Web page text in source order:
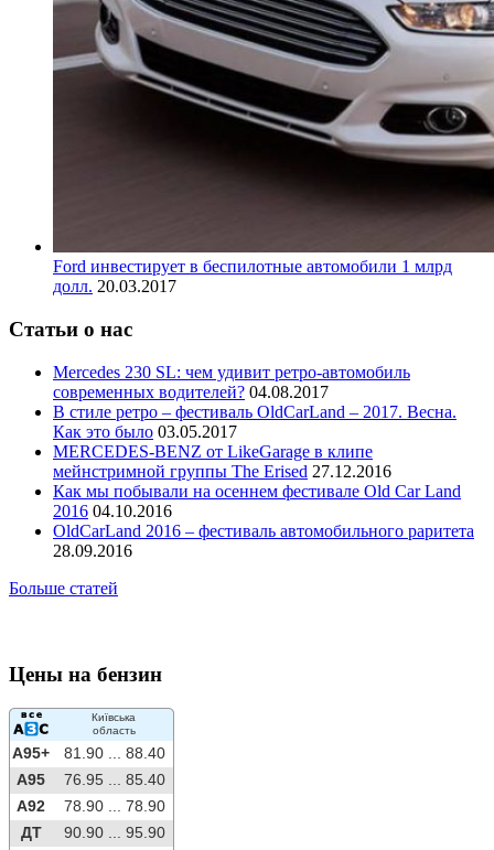
Ford инвестирует в беспилотные автомобили 1 млрд
долл. 20.03.2017
Статьи о нас
Mercedes 230 SL: чем удивит ретро-автомобиль
современных водителей? 04.08.2017
В стиле ретро – фестиваль OldCarLand – 2017. Весна.
Как это было 03.05.2017
MERCEDES-BENZ от LikeGarage в клипе
мейнстримной группы The Erised 27.12.2016
Как мы побывали на осеннем фестивале Old Car Land
2016 04.10.2016
OldCarLand 2016 – фестиваль автомобильного раритета
28.09.2016
Больше статей
Цены на бензин
Київська
область
A95+ 81.90 ...
88.40
A95
76.95 ...
85.40
A92
78.90 ...
78.90
ДТ
90.90 ... 95.90